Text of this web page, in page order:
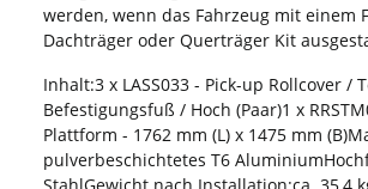
werden, wenn das Fahrzeug mit einem
Dachträger oder Querträger Kit
Inhalt:3 x LASS033 - Pick-up Rollcover /
Befestigungsfuß / Hoch (Paar)1 x
Plattform - 1762 mm (L) x 1475 mm
pulverbeschichtetes T6